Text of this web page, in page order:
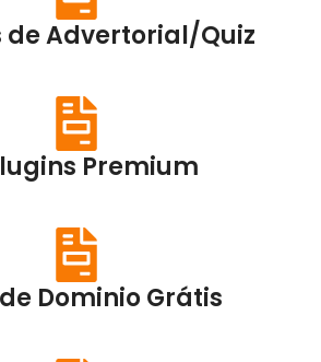
de Advertorial/Quiz
Premium
de Dominio Grátis